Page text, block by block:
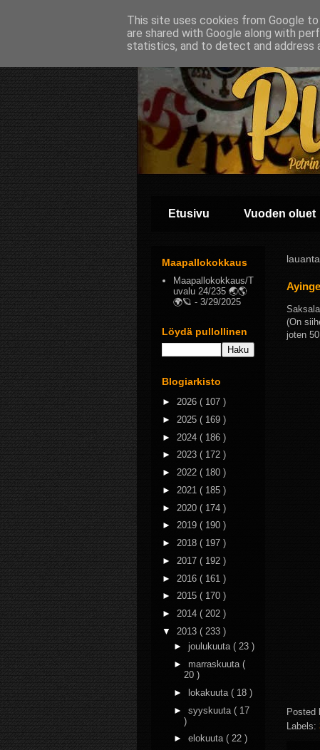
Etusivu Vuoden oluet
(On
joten
Posted
Labels:
Maapallokokkaus
Maapallokokkaus/T
uvalu 24/235 🌏🌎
🌍🪐 - 3/29/2025
Löydä pullollinen
Blogiarkisto
► 2026 ( 107 )
► 2025 ( 169 )
► 2024 ( 186 )
► 2023 ( 172 )
► 2022 ( 180 )
► 2021 ( 185 )
► 2020 ( 174 )
► 2019 ( 190 )
► 2018 ( 197 )
► 2017 ( 192 )
► 2016 ( 161 )
► 2015 ( 170 )
► 2014 ( 202 )
▼ 2013 ( 233 )
► joulukuuta ( 23 )
► marraskuuta (
20 )
►
lokakuuta ( 18 )
► syyskuuta ( 17
)
► elokuuta ( 22 )
This site uses cookies from Google
are shared with Google along with
statistics, and to detect and address